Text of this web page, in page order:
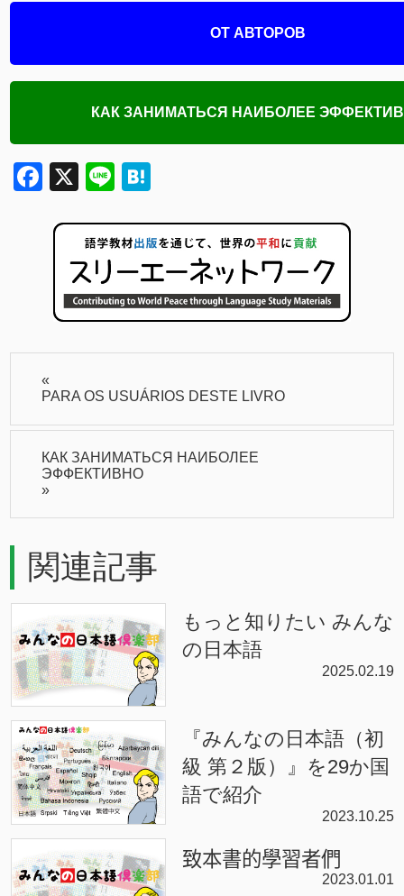
ОТ АВТОРОВ
КАК ЗАНИМАТЬСЯ НАИБОЛЕЕ
Facebook
X Line
«
PARA OS USUÁRIOS DESTE LIVRO
КАК ЗАНИМАТЬСЯ НАИБОЛЕЕ
ЭФФЕКТИВНО
»
関連記事
もっと知りたい みんな
の日本語
2025.02.19
『みんなの日本語（初
級 第２版）』を29か国
語で紹介
2023.10.25
致本書的學習者們
2023.01.01